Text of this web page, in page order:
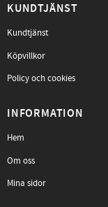
KUNDTJÄNST
Kundtjänst
Köpvillkor
Policy och cookies
INFORMATION
Hem
Om oss
Mina sidor